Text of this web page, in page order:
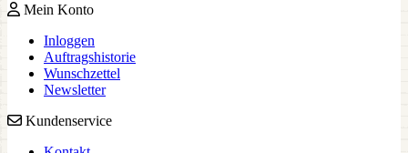
Mein Konto
Inloggen
Auftragshistorie
Wunschzettel
Newsletter
Kundenservice